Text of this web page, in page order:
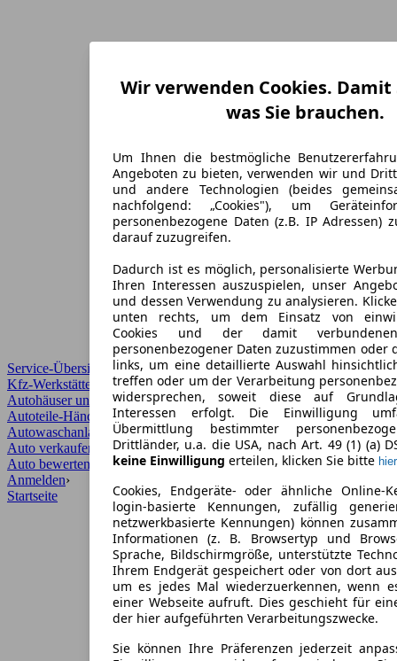
Service-Übersicht
Kfz-Werkstätten
Autohäuser und Händler
Autoteile-Händler
Autowaschanlagen
Auto verkaufen
Auto bewerten
Anmelden›
Startseite
Wir verwenden Cookies.
was Sie brauchen.
Um Ihnen die bestmögliche
Angeboten zu bieten, verwenden wir und
und andere Technologien (beides
nachfolgend: „Cookies"), um
personenbezogene Daten (z.B. IP Adressen)
darauf zuzugreifen.
Dadurch ist es möglich, personalisierte
Ihren Interessen auszuspielen, unser
und dessen Verwendung zu analysieren.
unten rechts, um dem Einsatz von
Cookies und der damit
personenbezogener Daten zuzustimmen oder
links, um eine detaillierte Auswahl
treffen oder um der Verarbeitung
widersprechen, soweit diese auf
Interessen erfolgt. Die Einwilligung
Übermittlung bestimmter
Drittländer, u.a. die USA, nach Art. 49 (1) (a)
keine Einwilligung erteilen, klicken Sie bitte hier
Cookies, Endgeräte- oder ähnliche Online-
login-basierte Kennungen, zufällig
netzwerkbasierte Kennungen) können
Informationen (z. B. Browsertyp und
Sprache, Bildschirmgröße, unterstützte
Ihrem Endgerät gespeichert oder von dort
um es jedes Mal wiederzuerkennen, wenn
einer Webseite aufruft. Dies geschieht für
der hier aufgeführten Verarbeitungszwecke.
Sie können Ihre Präferenzen jederzeit